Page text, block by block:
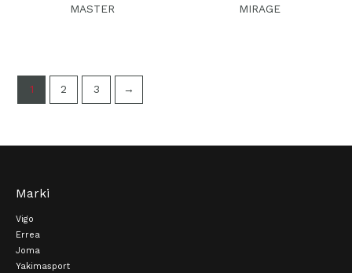
MASTER
MIRAGE
1 2 3 →
Marki
Vigo
Errea
Joma
Yakimasport